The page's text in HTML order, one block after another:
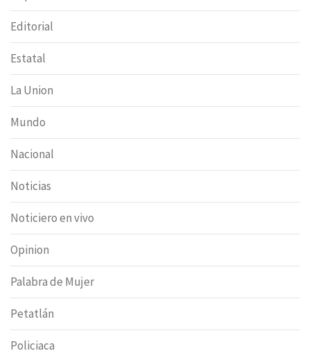
Editorial
Estatal
La Union
Mundo
Nacional
Noticias
Noticiero en vivo
Opinion
Palabra de Mujer
Petatlán
Policiaca